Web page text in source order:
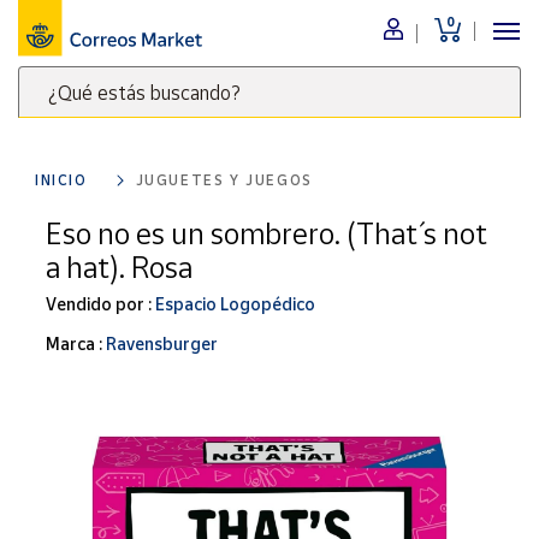
0
¿Qué estás buscando?
clave
para
buscar
productos
Correos
Menú
Nuestro
catálogo
Alimentación
Bebidas
Ocio y cultura
Juguetes y
Merchandising
INICIO JUGUETES Y JUEGOS
Eso no es un sombrero. (That´ s not
a hat). Rosa
Vendido por : Espacio Logopédico
Marca : Ravensburger